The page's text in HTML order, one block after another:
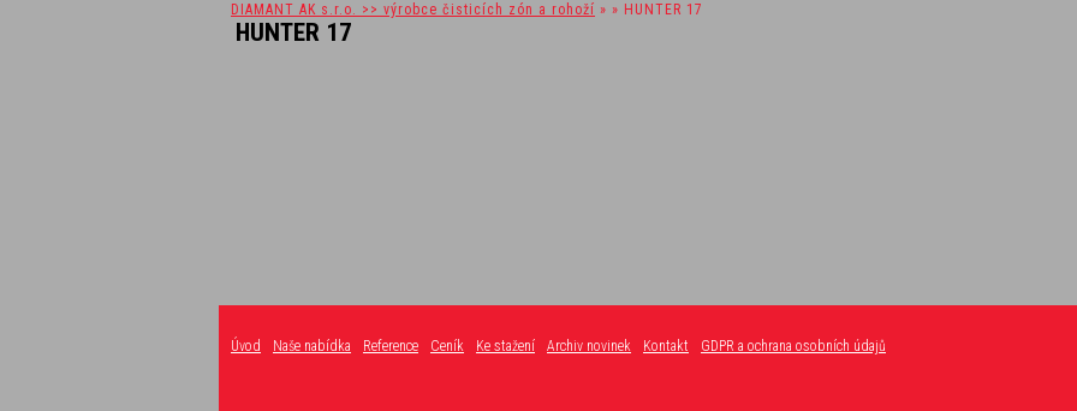
DIAMANT AK s.r.o. >> výrobce čisticích zón a rohoží » » HUNTER 17
HUNTER 17
Úvod Naše nabídka Reference Ceník Ke stažení Archiv novinek Kontakt GDPR a ochrana osobních údajů